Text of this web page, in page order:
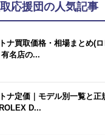
応援団の人気記事
ナ買取価格・相場まとめ(
名店の...
ナ定価｜モデル別一覧と正
D...